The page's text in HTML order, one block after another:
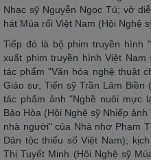
Nhạc sỹ Nguyễn Ngọc Tú; vở
hát Múa rối Việt Nam (Hội Nghệ
Tiếp đó là bộ phim truyền hình
xuất phim truyền hình Việt
tác phẩm "Văn hóa nghệ thuật
Giáo sư, Tiến sỹ Trần Lâm Biền
tác phẩm ảnh "Nghề nuôi mực
Bảo Hòa (Hội Nghệ sỹ Nhiếp
nhà người" của Nhà nhơ Phạm
Dân tộc thiểu số Việt Nam);
Thị Tuyết Minh (Hội Nghệ sỹ